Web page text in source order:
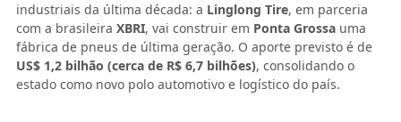
industriais da última década: a Linglong Tire, em parceria
com a brasileira XBRI, vai construir em Ponta Grossa uma
fábrica de pneus de última geração. O aporte previsto é de
US$ 1,2 bilhão (cerca de R$ 6,7 bilhões), consolidando o
estado como novo polo automotivo e logístico do país.